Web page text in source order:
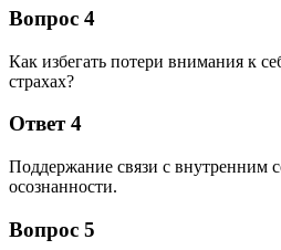
Вопрос 4
Как избегать потери внимания к
страхах?
Ответ 4
Поддержание связи с внутренним
осознанности.
Вопрос 5